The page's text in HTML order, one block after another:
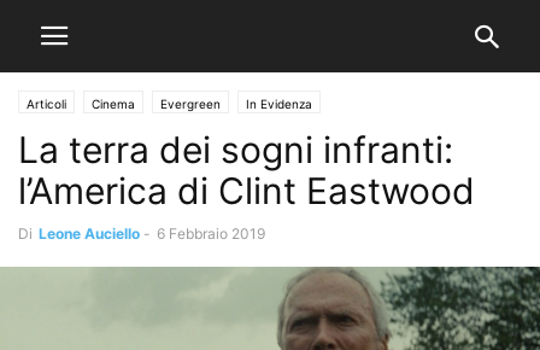
Articoli Cinema Evergreen In Evidenza
La terra dei sogni infranti:
l’America di Clint Eastwood
Di Leone Auciello - 6 Febbraio 2019